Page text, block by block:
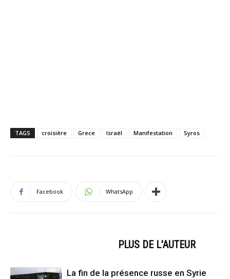
TAGS croisière Grece Israël Manifestation Syros
Facebook WhatsApp
PLUS DE L'AUTEUR
La fin de la présence russe en Syrie